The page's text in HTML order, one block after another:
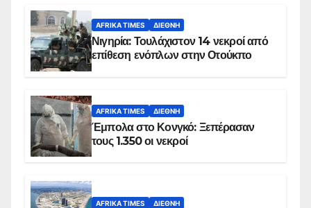
AFRIKA TIMES ΔΙΕΘΝΉ
Νιγηρία: Τουλάχιστον 14 νεκροί από
επίθεση ενόπλων στην Οτούκπο
AFRIKA TIMES ΔΙΕΘΝΉ
Έμπολα στο Κονγκό: Ξεπέρασαν
τους 1.350 οι νεκροί
AFRIKA TIMES ΔΙΕΘΝΉ